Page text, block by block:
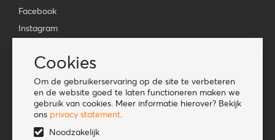
Cookies
Om de gebruikerservaring op de site te verbeteren
en de website goed te laten functioneren maken we
gebruik van cookies. Meer informatie hierover? Bekijk
ons privacy statement.
Noodzakelijk
Facebook
Instagram
TikTok
Tools
Lookbook
Nieuwe klant